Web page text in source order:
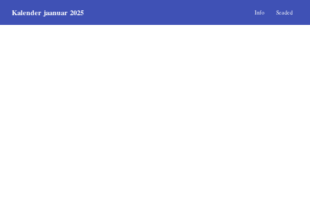
Kalender jaanuar 2025 Info Seaded